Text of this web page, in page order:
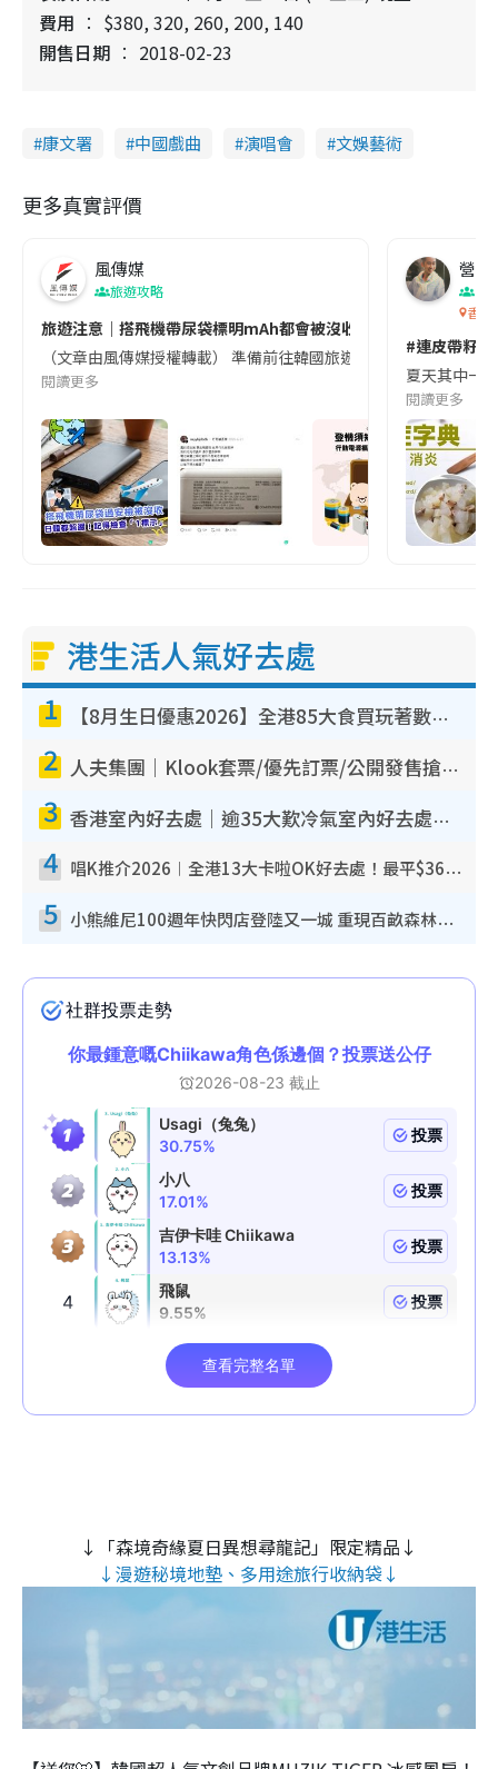
費用
$380, 320, 260, 200, 140
開售日期
2018-02-23
康文署 中國戲曲 演唱會 文娛藝術
更多真實評價
風傳媒
旅遊攻略
旅遊注意｜搭飛機帶尿袋標明mAh都會被沒收😱出發前切記檢查
（文章由風傳媒授權轉載） 準備前往韓國旅遊的民眾，近期要
閱讀更多
營養
香港
#連皮帶籽
夏天其中一
閱讀更多
港生活人氣好去處
1 【8月生日優惠2026】全港85大食買玩著數攻略 自助餐/火鍋放題同行免費＋誠品/DONKI送現金券
2 人夫集團｜Klook套票/優先訂票/公開發售搶飛攻略！附票價.購票連結.場地座位表
3 香港室內好去處｜逾35大歎冷氣室內好去處推介 室內活動免費避雨無懼落雨
4 唱K推介2026︱全港13大卡啦OK好去處！最平$36起 日文K都有！(附地址+收費詳情)
5 小熊維尼100週年快閃店登陸又一城 重現百畝森林經典場景／獨家限定盲盒登場／專屬DIY香水
↓「森境奇緣夏日異想尋龍記」限定精品↓
↓漫遊秘境地墊、多用途旅行收納袋↓